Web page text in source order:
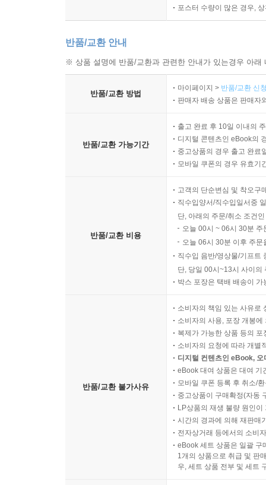
포스터 수량이 많은 경우,
반품/교환 안내
※ 상품 설명에 반품/교환과 관련한 안내가 있는경우 아
반품/교환 방법
마이페이지 > 반품/교환 신
판매자 배송 상품은 판매자
반품/교환 가능기간
출고 완료 후 10일 이내의
디지털 콘텐츠인 eBook의
중고상품의 경우 출고 완료
모바일 쿠폰의 경우 유효기
반품/교환 비용
고객의 단순변심 및 착오구
직수입양서/직수입일서중
단, 아래의 주문/취소 조건
오늘 00시 ~ 06시 30분
오늘 06시 30분 이후 주
직수입 음반/영상물/기프트
단, 당일 00시~13시 사이의
박스 포장은 택배 배송이
반품/교환 불가사유
소비자의 책임 있는 사유로
소비자의 사용, 포장 개봉
복제가 가능한 상품 등의
소비자의 요청에 따라 개별
디지털 컨텐츠인 eBook,
eBook 대여 상품은 대여 기
모바일 쿠폰 등록 후 취소/
중고상품이 구매확정(자동
LP상품의 재생 불량 원인
시간의 경과에 의해 재판매
전자상거래 등에서의 소비
eBook 세트 상품은 일괄 구
1개의 상품으로 취급 및 판
우, 세트 상품 전부 및 세트